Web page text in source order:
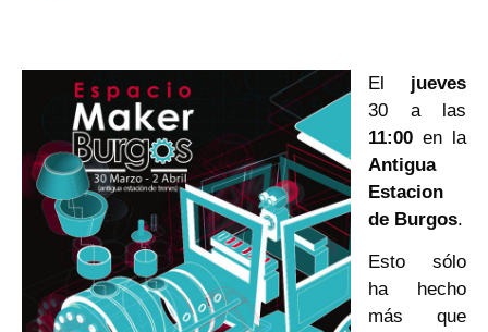
El jueves
30 a las
11:00 en la
Antigua
Estacion
de Burgos.
Esto sólo
ha hecho
más que